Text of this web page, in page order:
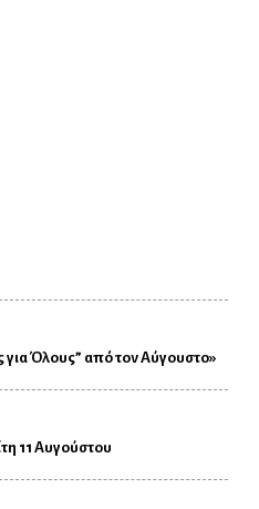
για Όλους” από τον Αύγουστο»
11 Αυγούστου